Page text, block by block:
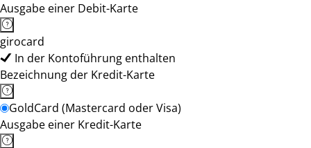
Ausgabe einer Debit-Karte
girocard
In der Kontoführung enthalten
Bezeichnung der Kredit-Karte
GoldCard (Mastercard oder Visa)
Ausgabe einer Kredit-Karte